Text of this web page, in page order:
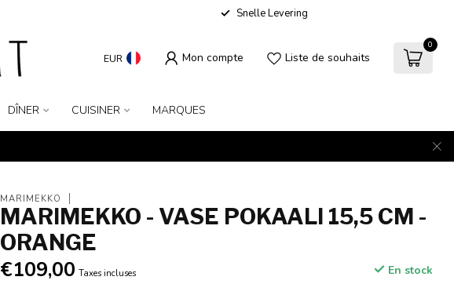
Snelle Levering
EUR Mon compte Liste de souhaits
0
DÎNER CUISINER MARQUES
MARIMEKKO
MARIMEKKO - VASE POKAALI 15,5 CM -
ORANGE
€109,00 Taxes incluses En stock